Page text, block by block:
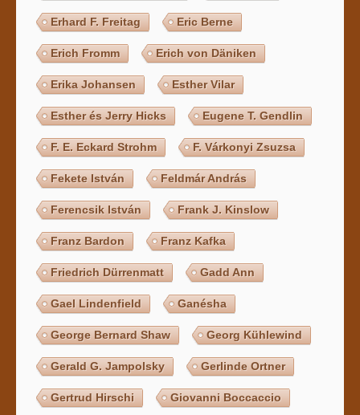
Erhard F. Freitag Eric Berne
Erich Fromm Erich von Däniken
Erika Johansen Esther Vilar
Esther és Jerry Hicks Eugene T. Gendlin
F. E. Eckard Strohm F. Várkonyi Zsuzsa
Fekete István Feldmár András
Ferencsik István Frank J. Kinslow
Franz Bardon Franz Kafka
Friedrich Dürrenmatt Gadd Ann
Gael Lindenfield Ganésha
George Bernard Shaw Georg Kühlewind
Gerald G. Jampolsky Gerlinde Ortner
Gertrud Hirschi Giovanni Boccaccio